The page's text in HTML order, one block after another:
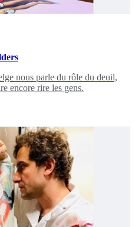
nous parle du rôle du deuil,
encore rire les gens.